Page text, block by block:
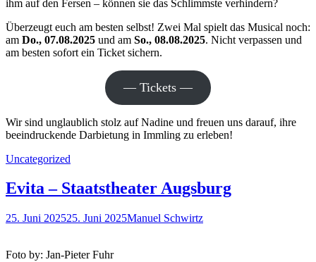
ihm auf den Fersen – können sie das Schlimmste verhindern?
Überzeugt euch am besten selbst! Zwei Mal spielt das Musical noch:
am Do., 07.08.2025 und am So., 08.08.2025. Nicht verpassen und
am besten sofort ein Ticket sichern.
— Tickets —
Wir sind unglaublich stolz auf Nadine und freuen uns darauf, ihre
beeindruckende Darbietung in Immling zu erleben!
Kategorien
Uncategorized
Evita – Staatstheater Augsburg
Posted
25. Juni 202525. Juni 2025Autor
Manuel Schwirtz
Foto by: Jan-Pieter Fuhr